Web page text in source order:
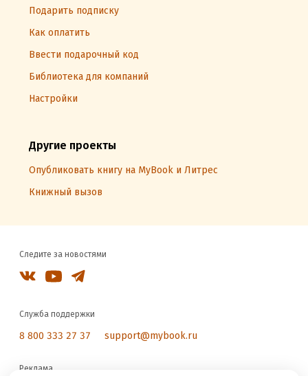
Подарить подписку
Как оплатить
Ввести подарочный код
Библиотека для компаний
Настройки
Другие проекты
Опубликовать книгу на MyBook и Литрес
Книжный вызов
Следите за новостями
Служба поддержки
8 800 333 27 37 support@mybook.ru
Реклама